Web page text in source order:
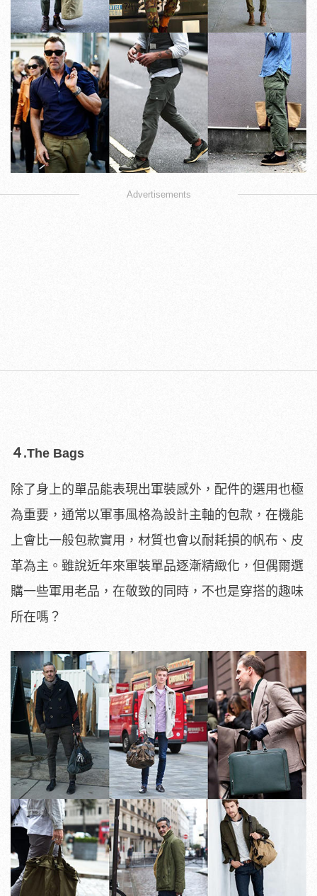
Advertisements
４.The Bags
除了身上的單品能表現出軍裝感外，配件的選用也極
為重要，通常以軍事風格為設計主軸的包款，在機能
上會比一般包款實用，材質也會以耐耗損的帆布、皮
革為主。雖說近年來軍裝單品逐漸精緻化，但偶爾選
購一些軍用老品，在敬致的同時，不也是穿搭的趣味
所在嗎？